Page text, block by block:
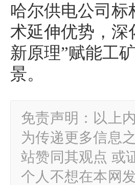
哈尔供电公司
术延伸优势，深
新原理”赋能工
景。
免责声明：以上
为传递更多信息
站赞同其观点 或
个人不想在本网